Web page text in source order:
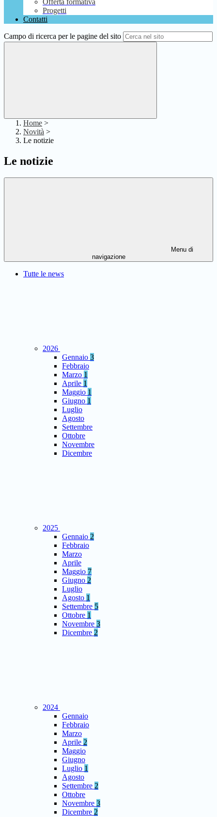
Offerta formativa
Progetti
Contatti
Campo di ricerca per le pagine del sito
Home >
Novità >
Le notizie
Le notizie
Menu di
navigazione
Tutte le news
2026
Gennaio 3
Febbraio
Marzo 1
Aprile 1
Maggio 1
Giugno 1
Luglio
Agosto
Settembre
Ottobre
Novembre
Dicembre
2025
Gennaio 2
Febbraio
Marzo
Aprile
Maggio 7
Giugno 2
Luglio
Agosto 1
Settembre 5
Ottobre 1
Novembre 3
Dicembre 2
2024
Gennaio
Febbraio
Marzo
Aprile 2
Maggio
Giugno
Luglio 1
Agosto
Settembre 2
Ottobre
Novembre 3
Dicembre 2